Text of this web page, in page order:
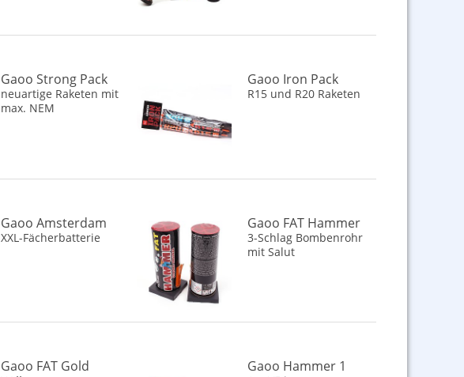
Gaoo Strong Pack
neuartige Raketen mit
max. NEM
Gaoo Iron Pack
R15 und R20 Raketen
Gaoo Amsterdam
XXL-Fächerbatterie
Gaoo FAT Hammer
3-Schlag Bombenrohr
mit Salut
Gaoo FAT Gold
Gaoo Hammer 1